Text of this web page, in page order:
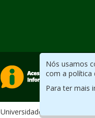
Nós usamos
com a política
Para ter mais
Universidade Federal do